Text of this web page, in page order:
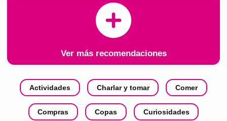
Ver más recomendaciones
Actividades Charlar y tomar Comer
Compras Copas Curiosidades